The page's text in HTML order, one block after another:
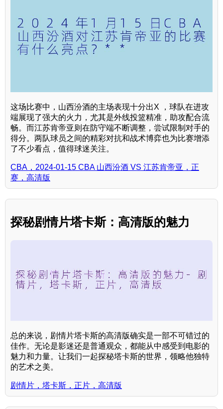
这场比赛中，山西汾酒的主场表现十分出X ，球队在进攻
端展现了强大的火力，尤其是外线投篮精准，助攻配合流
畅。而江苏肯帝亚则在防守端不断调整，尝试限制对手的
得分。两队球员之间的精彩对抗和战术博弈也为比赛增添
了不少看点，值得球迷关注。
CBA，2024-01-15 CBA 山西汾酒 VS 江苏肯帝亚，正
赛，高清版
探秘剧情片塔卡斯：高清版的魅力
总的来说，剧情片塔卡斯的高清版确实是一部不可错过的
佳作。无论是影迷还是普通观众，都能从中感受到电影的
魅力和力量。让我们一起探秘塔卡斯的世界，领略他独特
的艺术之美。
剧情片，塔卡斯，正片，高清版